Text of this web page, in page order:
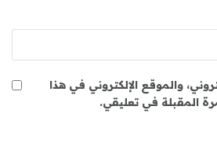
والموقع الإلكتروني في هذا
المقبلة في تعليقي.